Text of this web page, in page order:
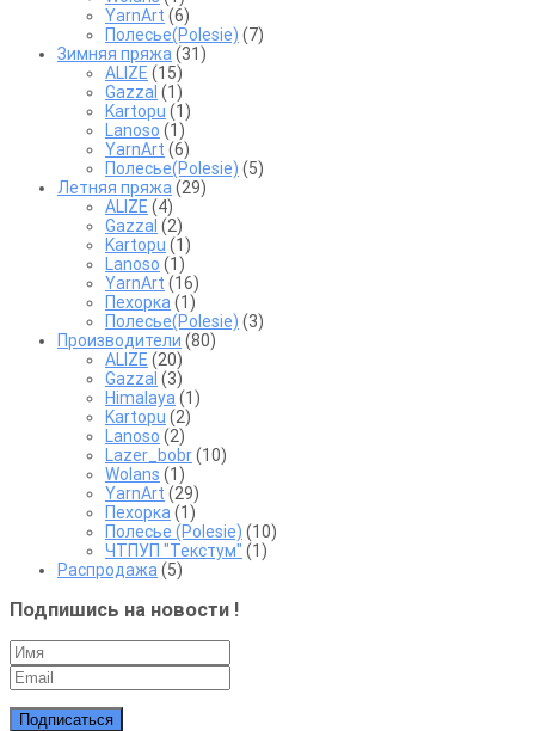
YarnArt (6)
Полесье(Polesie) (7)
Зимняя пряжа (31)
ALIZE (15)
Gazzal (1)
Kartopu (1)
Lanoso (1)
YarnArt (6)
Полесье(Polesie) (5)
Летняя пряжа (29)
ALIZE (4)
Gazzal (2)
Kartopu (1)
Lanoso (1)
YarnArt (16)
Пехорка (1)
Полесье(Polesie) (3)
Производители (80)
ALIZE (20)
Gazzal (3)
Himalaya (1)
Kartopu (2)
Lanoso (2)
Lazer_bobr(10)
Wolans (1)
YarnArt (29)
Пехорка (1)
Полесье (Polesie) (10)
ЧТПУП "Текстум" (1)
Распродажа (5)
Подпишись на новости !
Подписаться